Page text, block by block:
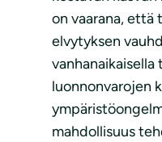
on vaarana, että
elvytyksen
vanhanaikaisella
luonnonvarojen
mahdollisuus